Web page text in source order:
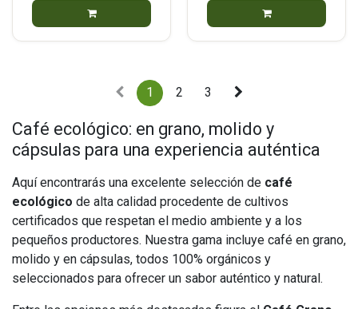
1 2 3
Café ecológico: en grano, molido y
cápsulas para una experiencia auténtica
Aquí encontrarás una excelente selección de café
ecológico de alta calidad procedente de cultivos
certificados que respetan el medio ambiente y a los
pequeños productores. Nuestra gama incluye café en grano,
molido y en cápsulas, todos 100% orgánicos y
seleccionados para ofrecer un sabor auténtico y natural.